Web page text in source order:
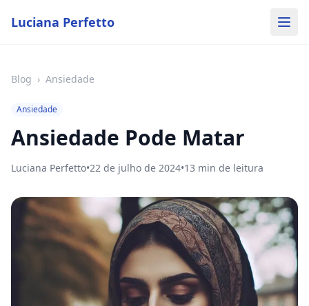
Luciana Perfetto
Blog › Ansiedade
Ansiedade
Ansiedade Pode Matar
Luciana Perfetto•22 de julho de 2024•13 min de leitura